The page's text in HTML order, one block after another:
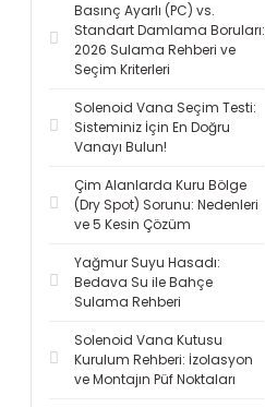
Basınç Ayarlı (PC) vs.
Standart Damlama Boruları:
2026 Sulama Rehberi ve
Seçim Kriterleri
Solenoid Vana Seçim Testi:
Sisteminiz İçin En Doğru
Vanayı Bulun!
Çim Alanlarda Kuru Bölge
(Dry Spot) Sorunu: Nedenleri
ve 5 Kesin Çözüm
Yağmur Suyu Hasadı:
Bedava Su ile Bahçe
Sulama Rehberi
Solenoid Vana Kutusu
Kurulum Rehberi: İzolasyon
ve Montajın Püf Noktaları